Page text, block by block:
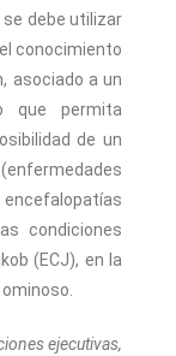
debe utilizar
conocimiento
asociado a un
que permita
de un
condiciones
(ECJ), en la
ejecutivas,